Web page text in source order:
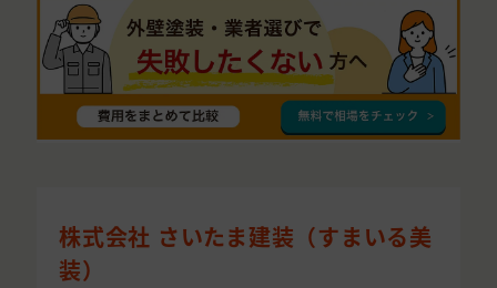
株式会社 さいたま建装（すまいる美
装）